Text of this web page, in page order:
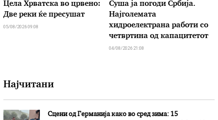
Цела Хрватска во црвено:
Две реки ќе пресушат
05/08/2026 09:08
Суша ја погоди Србија.
Најголемата
хидроелектрана работи со
четвртина од капацитетот
04/08/2026 21:08
Најчитани
Сцени од Германија како во сред зима: 15